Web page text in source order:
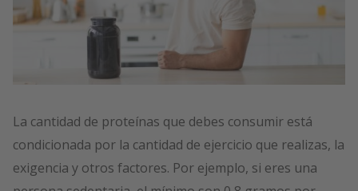
La cantidad de proteínas que debes consumir está
condicionada por la cantidad de ejercicio que realizas, la
exigencia y otros factores. Por ejemplo, si eres una